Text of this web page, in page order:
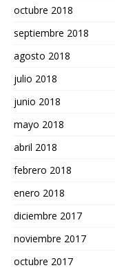
octubre 2018
septiembre 2018
agosto 2018
julio 2018
junio 2018
mayo 2018
abril 2018
febrero 2018
enero 2018
diciembre 2017
noviembre 2017
octubre 2017